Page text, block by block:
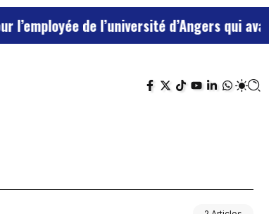
de l’université d’Angers qui avait